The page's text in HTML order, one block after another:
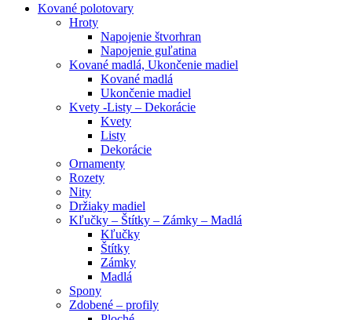
Kované polotovary
Hroty
Napojenie štvorhran
Napojenie guľatina
Kované madlá, Ukončenie madiel
Kované madlá
Ukončenie madiel
Kvety -Listy – Dekorácie
Kvety
Listy
Dekorácie
Ornamenty
Rozety
Nity
Držiaky madiel
Kľučky – Štítky – Zámky – Madlá
Kľučky
Štítky
Zámky
Madlá
Spony
Zdobené – profily